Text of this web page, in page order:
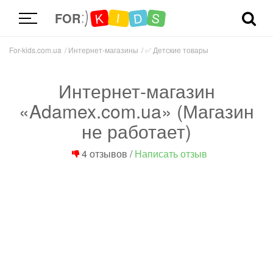
FOR K I D S
For-kids.com.ua Интернет-магазины ✅ Детские товары
Интернет-магазин
«Adamex.com.ua» (Магазин
не работает)
4 отзывов /Написать отзыв